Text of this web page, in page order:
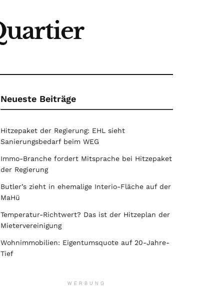
Neueste Beiträge
Hitzepaket der Regierung: EHL sieht
Sanierungsbedarf beim WEG
Immo-Branche fordert Mitsprache bei Hitzepaket
der Regierung
Butler’s zieht in ehemalige Interio-Fläche auf der
MaHü
Temperatur-Richtwert? Das ist der Hitzeplan der
Mietervereinigung
Wohnimmobilien: Eigentumsquote auf 20-Jahre-
Tief
WERBUNG